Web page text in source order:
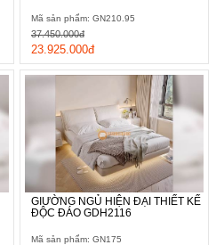
Mã sản phẩm: GN210.95
23.925.000đ
37.450.000đ
GIƯỜNG NGỦ HIỆN ĐẠI THIẾT KẾ
ĐỘC ĐÁO GDH2116
Mã sản phẩm: GN175